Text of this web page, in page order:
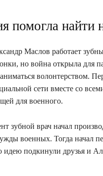
помогла найти
Маслов работает
но война открыла для
волонтерством.
сети вместе со
для военного.
зубной врач начал
военных. Тогда начал
идею подкинули друзья и